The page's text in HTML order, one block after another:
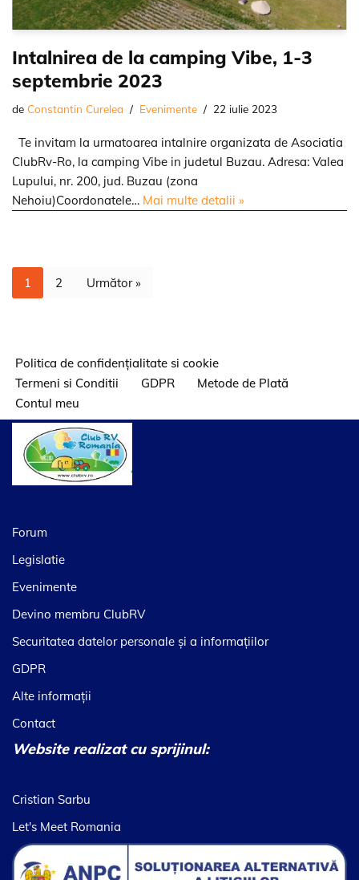
Intalnirea de la camping Vibe, 1-3
septembrie 2023
de Constantin Curelea Evenimente 22 iulie 2023
Te invitam la urmatoarea intalnire organizata de Asociatia
ClubRv-Ro, la camping Vibe in judetul Buzau. Adresa: Valea
Lupului, nr. 200, jud. Buzau (zona
Nehoiu)Coordonatele… Mai multe detalii »
1 2 Următor »
Politica de confidențialitate si cookie
Termeni si Conditii
GDPR
Metode de Plată
Contul meu
Forum
Legislatie
Evenimente
Devino membru ClubRV
Securitatea datelor personale şi a informaţiilor
GDPR
Alte informaţii
Contact
Website realizat cu sprijinul:
Cristian Sarbu
Let's Meet Romania